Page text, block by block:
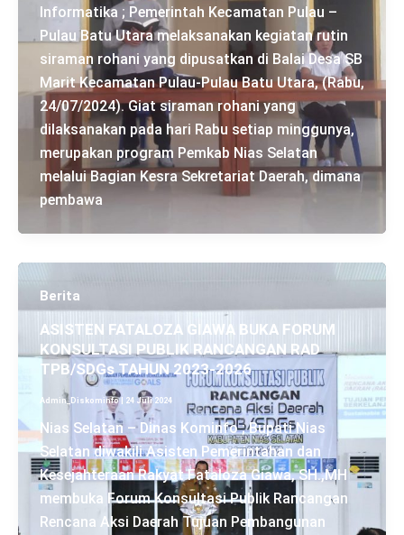
Informatika ; Pemerintah Kecamatan Pulau –
Pulau Batu Utara melaksanakan kegiatan rutin
siraman rohani yang dipusatkan di Balai Desa SB
Marit Kecamatan Pulau-Pulau Batu Utara, (Rabu,
24/07/2024). Giat siraman rohani yang
dilaksanakan pada hari Rabu setiap minggunya,
merupakan program Pemkab Nias Selatan
melalui Bagian Kesra Sekretariat Daerah, dimana
pembawa
Berita
ASISTEN FATALOZA GIAWA BUKA FORUM
KONSULTASI PUBLIK RANCANGAN RAD
TPB/SDGs TAHUN 2023-2026
Admin_Diskominfo 24 Juli 2024
Nias Selatan – Dinas Kominfo ; Bupati Nias
Selatan diwakili Asisten Pemerintahan dan
Kesejahteraan Rakyat Fataloza Giawa, SH.,MH
membuka Forum Konsultasi Publik Rancangan
Rencana Aksi Daerah Tujuan Pembangunan